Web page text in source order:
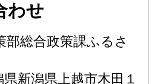
わせ
総合政策課ふるさ
新潟県上越市木田１